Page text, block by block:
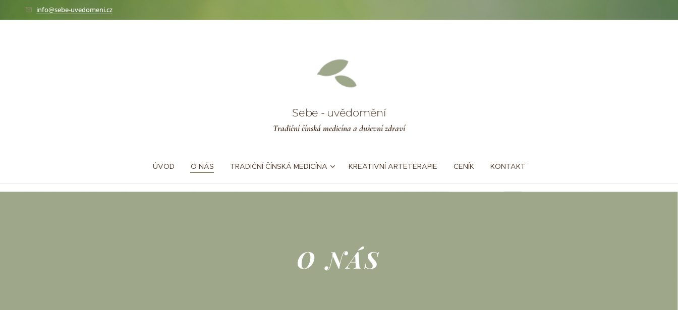
info@sebe-uvedomeni.cz
Sebe - uvědomění
Tradiční čínská medicína a duševní zdraví
ÚVOD O NÁS TRADIČNÍ ČÍNSKÁ MEDICÍNA KREATIVNÍ ARTETERAPIE CENÍK KONTAKT
O NÁS